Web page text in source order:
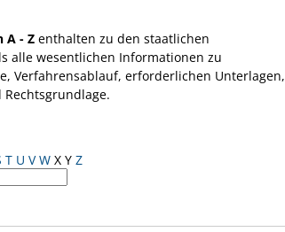
A - Z enthalten zu den staatlichen
alle wesentlichen Informationen zu
Verfahrensablauf, erforderlichen Unterlagen,
T U V W X Y Z